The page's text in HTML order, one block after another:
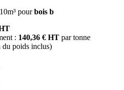
pourbois b
: 140,36 € HT par tonne
du poids inclus)